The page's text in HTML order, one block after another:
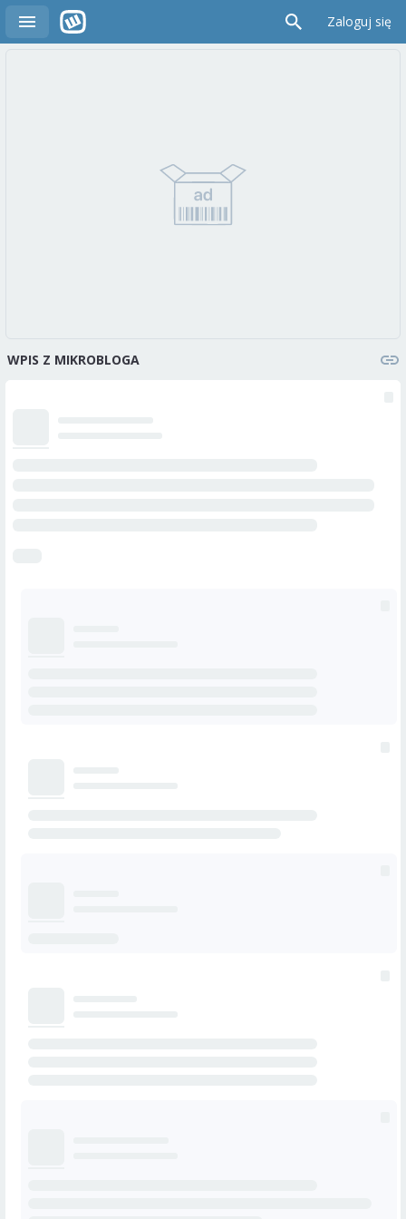
Zaloguj się
WPIS Z MIKROBLOGA